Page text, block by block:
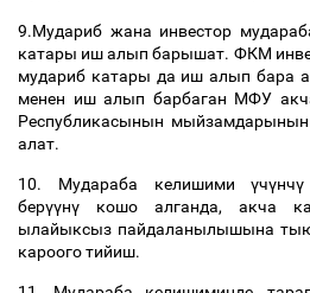
9.Мудариб жана инвестор
катары иш алып барышат. ФКМ
мудариб катары да иш алып бара
менен иш алып барбаган МФУ
Республикасынын мыйзамдарынын
алат.
10. Мудараба келишими үчүнчү
берүүнү кошо алганда, акча
ылайыксыз пайдаланылышына
карооготийиш.